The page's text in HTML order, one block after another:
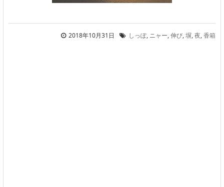
2018年10月31日 しっぽ, ニャー,伸び,塀,夜,香箱